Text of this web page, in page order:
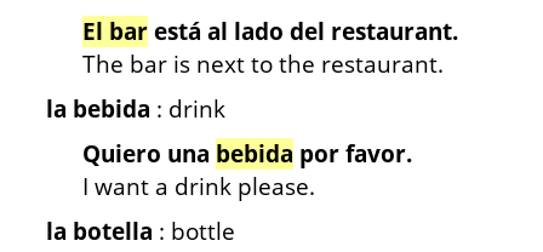
El barestá al lado del restaurant.
The bar is next to the restaurant.
la bebida : drink
Quiero una bebida por favor.
I want a drink please.
la botella : bottle